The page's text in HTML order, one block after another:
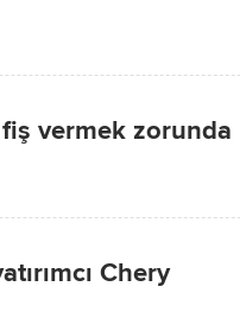
vermek zorunda
Chery